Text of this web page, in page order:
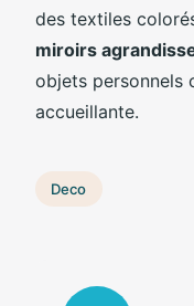
des textiles
miroirs
objets personnels
accueillante.
Deco